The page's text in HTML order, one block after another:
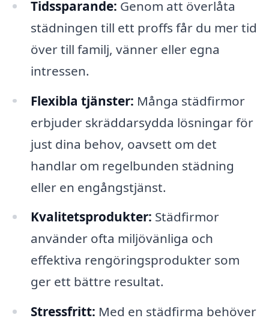
Tidssparande: Genom att överlåta
städningen till ett proffs får du mer tid
över till familj, vänner eller egna
intressen.
Flexibla tjänster: Många städfirmor
erbjuder skräddarsydda lösningar för
just dina behov, oavsett om det
handlar om regelbunden städning
eller en engångstjänst.
Kvalitetsprodukter: Städfirmor
använder ofta miljövänliga och
effektiva rengöringsprodukter som
ger ett bättre resultat.
Stressfritt: Med en städfirma behöver